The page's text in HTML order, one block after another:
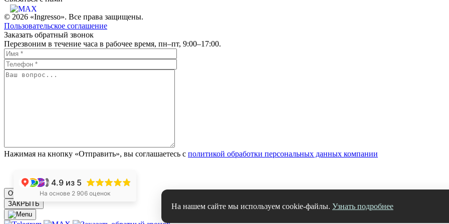
© 2026 «Ingresso». Все права защищены.
Пользовательское соглашение
На нашем сайте мы используем cookie-файлы. Узнать подробнее
Заказать обратный звонок
Перезвоним в течение часа в рабочее время, пн–пт, 9:00–17:00.
Нажимая на кнопку «Отправить», вы соглашаетесь с политикой обработки персональных данных компании
ЗАКРЫТЬ
+1 4.9из 5
На основе 2 906 оценок